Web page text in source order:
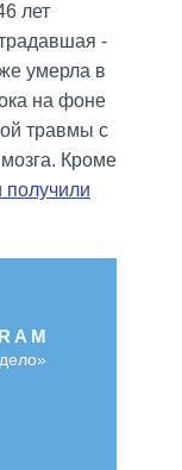
лет
-
умерла в
на фоне
травмы с
Кроме
получили